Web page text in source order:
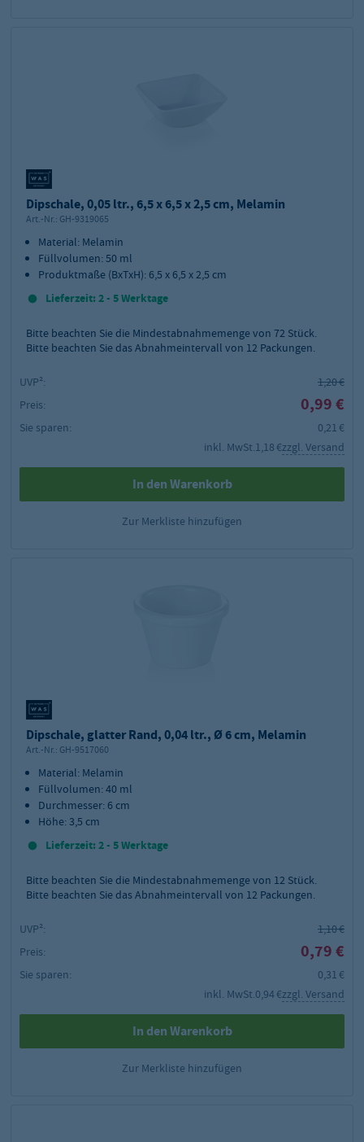
Dipschale, 0,05 ltr., 6,5 x 6,5 x 2,5 cm, Melamin
Art.-Nr.: GH-9319065
Material: Melamin
Füllvolumen: 50 ml
Produktmaße (BxTxH): 6,5 x 6,5 x 2,5 cm
Lieferzeit: 2 - 5 Werktage
Bitte beachten Sie die Mindestabnahmemenge von 72 Stück.
Bitte beachten Sie das Abnahmeintervall von 12 Packungen.
UVP²:
1,20 €
Preis:
0,99 €
Sie sparen:
0,21 €
inkl. MwSt.1,18 €zzgl. Versand
In den Warenkorb
Zur Merkliste hinzufügen
Dipschale, glatter Rand, 0,04 ltr., Ø 6 cm, Melamin
Art.-Nr.: GH-9517060
Material: Melamin
Füllvolumen: 40 ml
Durchmesser: 6 cm
Höhe: 3,5 cm
Lieferzeit: 2 - 5 Werktage
Bitte beachten Sie die Mindestabnahmemenge von 12 Stück.
Bitte beachten Sie das Abnahmeintervall von 12 Packungen.
UVP²:
1,10 €
Preis:
0,79 €
Sie sparen:
0,31 €
inkl. MwSt.0,94 €zzgl. Versand
In den Warenkorb
Zur Merkliste hinzufügen